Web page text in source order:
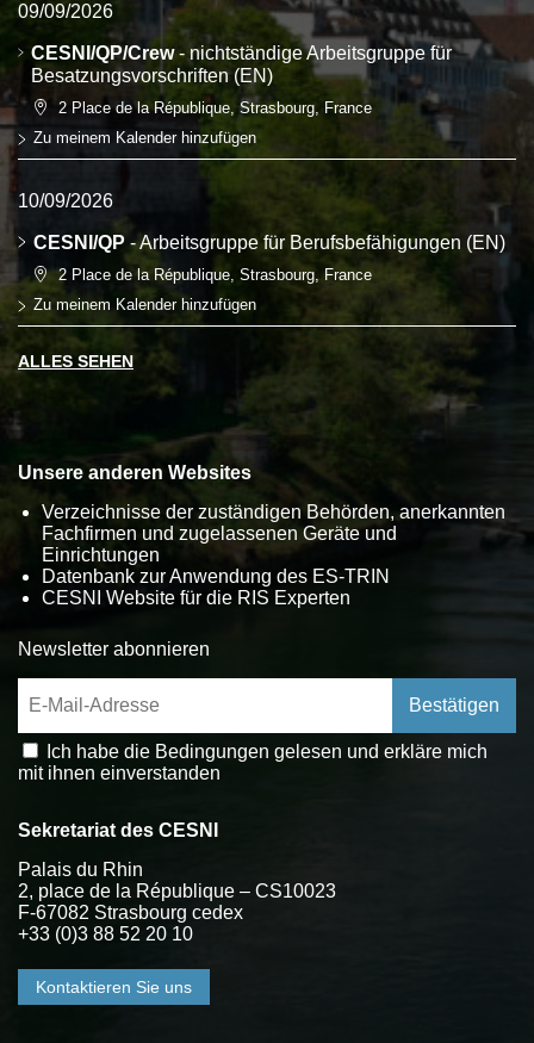
09/09/2026
CESNI/QP/Crew- nichtständige Arbeitsgruppe für
Besatzungsvorschriften (EN)
2 Place de la République, Strasbourg, France
Zu meinem Kalender hinzufügen
10/09/2026
CESNI/QP - Arbeitsgruppe für Berufsbefähigungen (EN)
2 Place de la République, Strasbourg, France
Zu meinem Kalender hinzufügen
ALLES SEHEN
Unsere anderen Websites
Verzeichnisse der zuständigen Behörden, anerkannten
Fachfirmen und zugelassenen Geräte und
Einrichtungen
Datenbank zur Anwendung des ES-TRIN
CESNI Website für die RIS Experten
Newsletter abonnieren
Ich habe die Bedingungen gelesen und erkläre mich
mit ihnen einverstanden
Sekretariat des CESNI
Palais du Rhin
2, place de la République – CS10023
F-67082 Strasbourg cedex
+33 (0)3 88 52 20 10
Kontaktieren Sie uns